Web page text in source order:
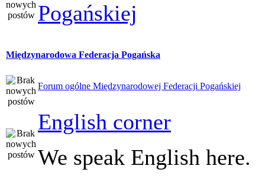
Pogańskiej
Międzynarodowa Federacja Pogańska
Forum ogólne Międzynarodowej Federacji Pogańskiej
English corner
We speak English here.